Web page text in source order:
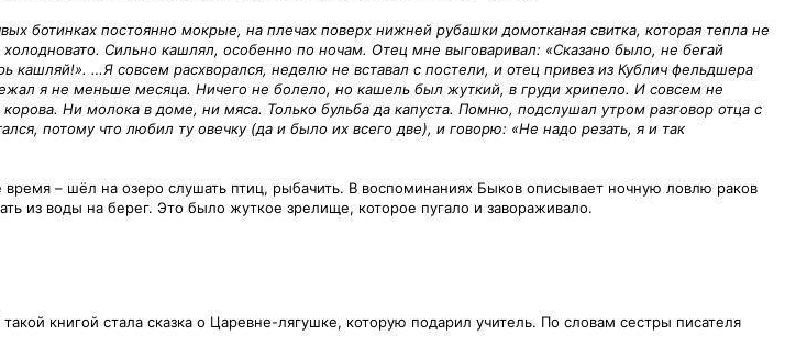
ботинках постоянно мокрые, на плечах поверх нижней рубашки домотканая свитка, которая тепла не
Сильно кашлял, особенно по ночам. Отец мне выговаривал: «Сказано было, не бегай
…Я совсем расхворался, неделю не вставал с постели, и отец привез из Кублич фельдшера
я не меньше месяца. Ничего не болело, но кашель был жуткий, в груди хрипело. И совсем не
Ни молока в доме, ни мяса. Только бульба да капуста. Помню, подслушал утром разговор отца с
потому что любил ту овечку (да и было их всего две), и говорю: «Не надо резать, я и так
– шёл на озеро слушать птиц, рыбачить. В воспоминаниях Быков описывает ночную ловлю раков
из воды на берег. Это было жуткое зрелище, которое пугало и завораживало.
книгой стала сказка о Царевне-лягушке, которую подарил учитель. По словам сестры писателя